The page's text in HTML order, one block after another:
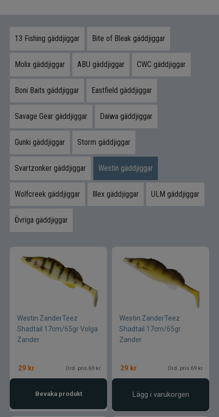
Vinterfiske
Kläder
Trolling
Specimenfiske
Varumärken
13 Fishing gäddjiggar Bite of Bleak gäddjiggar
Molix gäddjiggar ABU gäddjiggar CWC gäddjiggar
Boni Baits gäddjiggar Eastfield gäddjiggar
Savage Gear gäddjiggar Daiwa gäddjiggar
Gunki gäddjiggar Storm gäddjiggar
Svartzonker gäddjiggar Westin gäddjiggar
Wolfcreek gäddjiggar Illex gäddjiggar ULM gäddjiggar
Övriga gäddjiggar
Westin ZanderTeez
Shadtail 17cm/65gr Volga
Zander
29 kr Ord. pris 69 kr
Bevaka produkt
Westin ZanderTeez
Shadtail 17cm/65gr
Zander
29 kr Ord. pris 69 kr
Lägg i varukorgen